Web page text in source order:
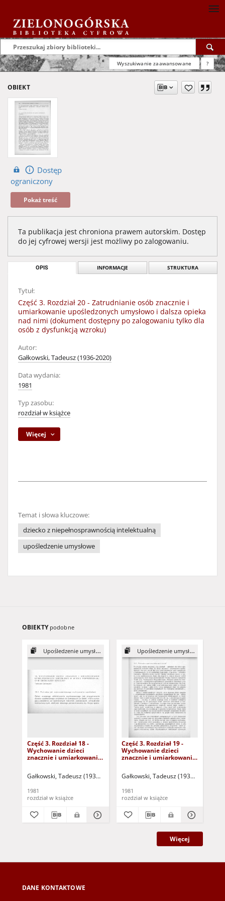
Wyszukiwanie zaawansowane ?
OBIEKT
Dostęp
ograniczony
Pokaż treść
Ta publikacja jest chroniona prawem autorskim. Dostęp
do jej cyfrowej wersji jest możliwy po zalogowaniu.
OPIS INFORMACJE STRUKTURA
Tytuł:
Część 3. Rozdział 20 - Zatrudnianie osób znacznie i
umiarkowanie upośledzonych umysłowo i dalsza opieka
nad nimi (dokument dostępny po zalogowaniu tylko dla
osób z dysfunkcją wzroku)
Autor:
Gałkowski, Tadeusz (1936-2020)
Data wydania:
1981
Typ zasobu:
rozdział w książce
Więcej
Temat i słowa kluczowe:
dziecko z niepełnosprawnością intelektualną
upośledzenie umysłowe
OBIEKTY podobne
Upośledzenie umysłowe
Część 3. Rozdział 18 -
Wychowanie dzieci
znacznie i umiarkowanie
poprzedzającym
(dokument dostępny po
zalogowaniu tylko dla
wzroku)
Gałkowski, Tadeusz (1936-2020) Kirejczyk, Kazimierz (1910-1986) -
1981
rozdział w książce
Upośledzenie umysłowe
Część 3. Rozdział 19 -
Wychowanie dzieci
znacznie i umiarkowanie
życia" (dokument
tylko dla osób z
dysfunkcją wzroku)
Gałkowski, Tadeusz (1936-2020)
1981
rozdział w książce
Więcej
DANE KONTAKTOWE